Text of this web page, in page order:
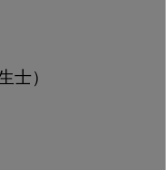
士）